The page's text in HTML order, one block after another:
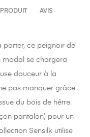
AVIS
porter, ce peignoir de
modal se chargera
douceur à la
pas manquer grâce
du bois de hêtre.
pantalon) pour un
Sensilk utilise